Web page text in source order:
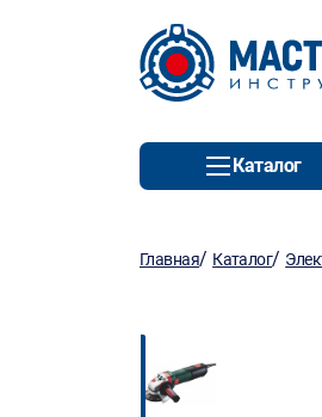
Каталог
Главная/ Каталог/